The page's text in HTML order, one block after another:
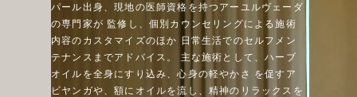
パール出身、現地の医師資格を持つアーユルヴェーダ
の専門家が 監修し、個別カウンセリングによる施術
内容のカスタマイズのほか 日常生活でのセルフメン
テナンスまでアドバイス。 主な施術として、ハーブ
オイルを全身にすり込み、心身の軽やかさ を促すア
ビヤンガや、額にオイルを流し、精神のリラックスを